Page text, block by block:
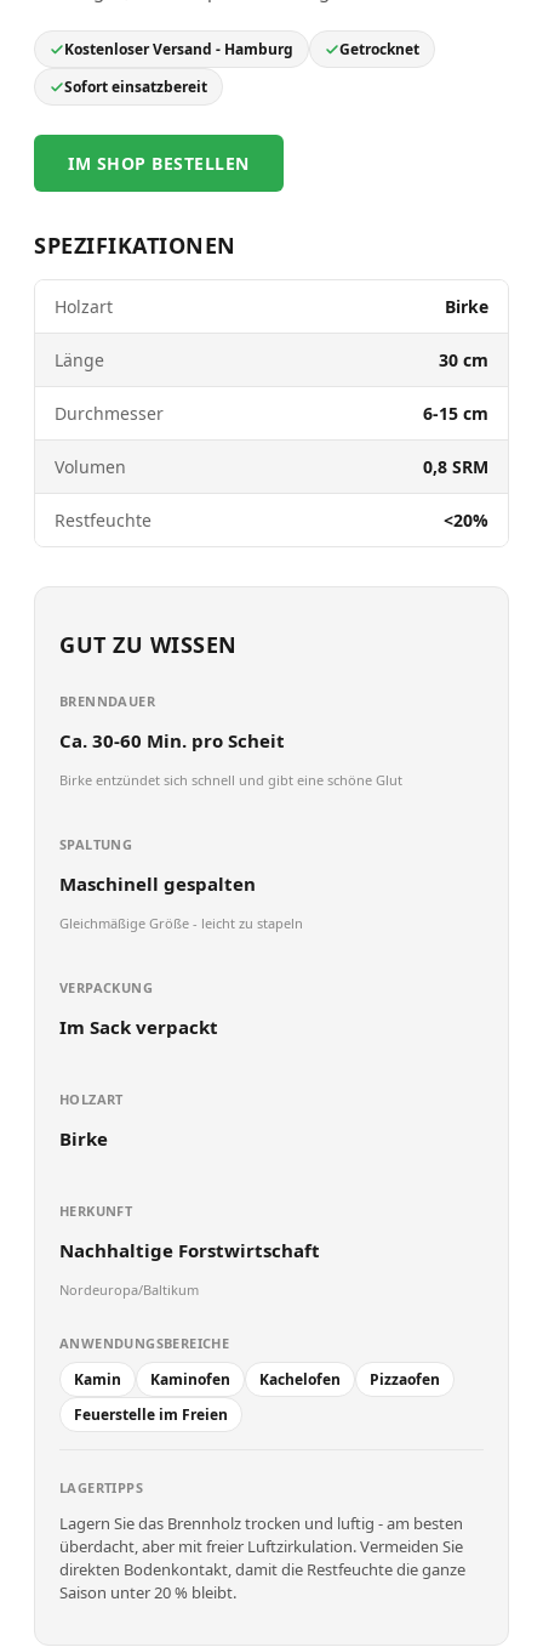
Kostenloser Versand - Hamburg
Getrocknet
Sofort einsatzbereit
IM SHOP BESTELLEN
SPEZIFIKATIONEN
Holzart Birke
Länge 30 cm
Durchmesser 6-15 cm
Volumen 0,8 SRM
Restfeuchte <20%
GUT ZU WISSEN
BRENNDAUER
Ca. 30-60 Min. pro Scheit
Birke entzündet sich schnell und gibt eine schöne Glut
SPALTUNG
Maschinell gespalten
Gleichmäßige Größe - leicht zu stapeln
VERPACKUNG
Im Sack verpackt
HOLZART
Birke
HERKUNFT
Nachhaltige Forstwirtschaft
Nordeuropa/Baltikum
ANWENDUNGSBEREICHE
Kamin Kaminofen Kachelofen
Pizzaofen
Feuerstelle im Freien
LAGERTIPPS
Lagern Sie das Brennholz trocken und luftig - am besten
überdacht, aber mit freier Luftzirkulation. Vermeiden Sie
direkten Bodenkontakt, damit die Restfeuchte die ganze
Saison unter 20 % bleibt.